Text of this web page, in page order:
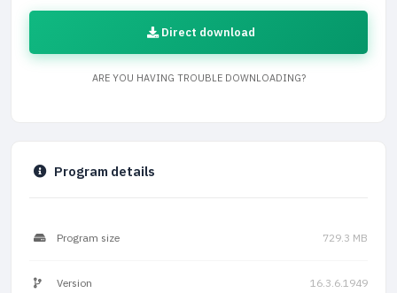
Direct download
ARE YOU HAVING TROUBLE DOWNLOADING?
Program details
Program size 729.3 MB
Version 16.3.6.1949